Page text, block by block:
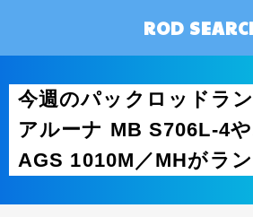
ROD
今週のパックロッドラ
アルーナ MB S706L-4
AGS 1010M／MHがラ